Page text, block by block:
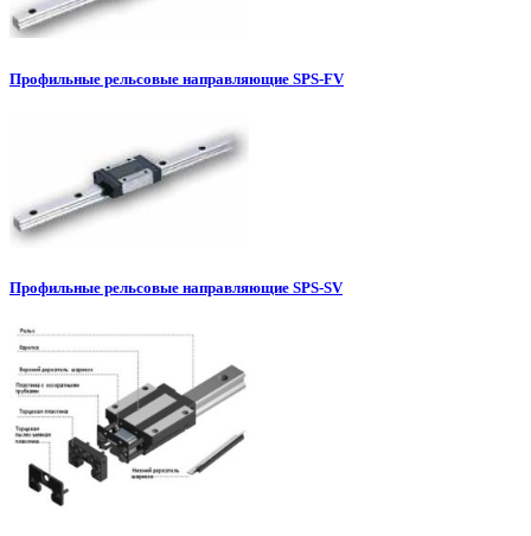
Профильные рельсовые направляющие SPS-FV
Профильные рельсовые направляющие SPS-SV